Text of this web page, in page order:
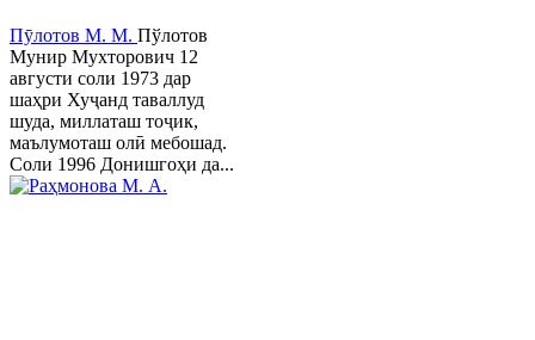
Пӯлотов М. М. Пўлотов
Мунир Мухторович 12
августи соли 1973 дар
шаҳри Хуҷанд таваллуд
шуда, миллаташ тоҷик,
маълумоташ олӣ мебошад.
Соли 1996 Донишгоҳи да...